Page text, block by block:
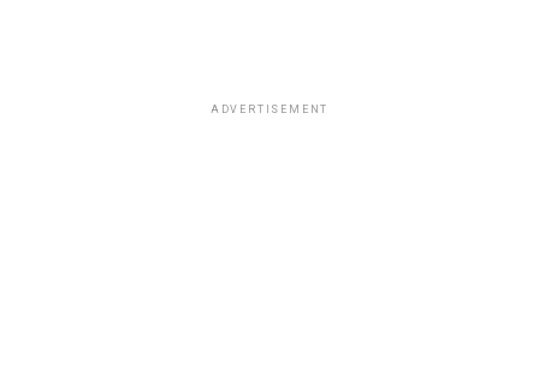
ADVERTISEMENT